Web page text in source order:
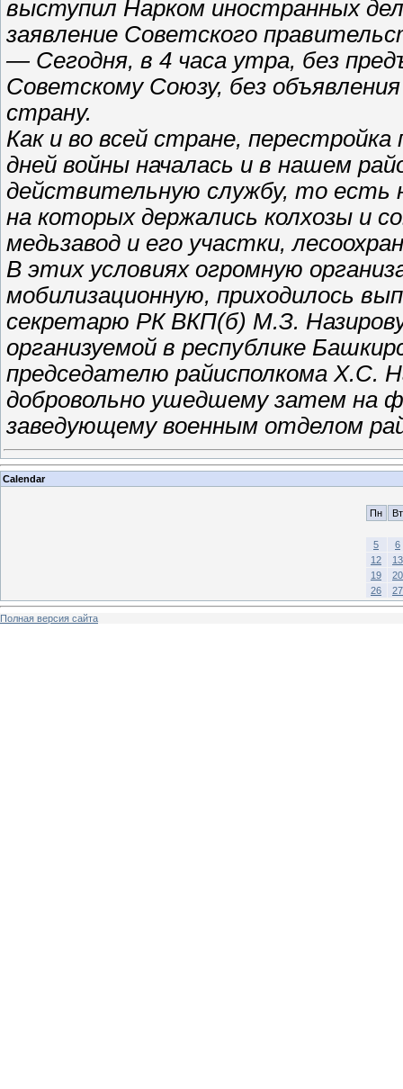
выступил Нарком иностранных
заявление Советского
— Сегодня, в 4 часа утра, без
Советскому Союзу, без
страну.
Как и во всей стране,
дней войны началась и в нашем
действительную службу, то есть
на которых держались колхозы и
медьзавод и его участки,
В этих условиях огромную
мобилизационную, приходилось
секретарю РК ВКП(б) М.З.
организуемой в республике
председателю райисполкома Х.С.
добровольно ушедшему затем на
заведующему военным отделом
Calendar
Пн Вт
5
6
12
13
19
20
26
27
Полная версия сайта